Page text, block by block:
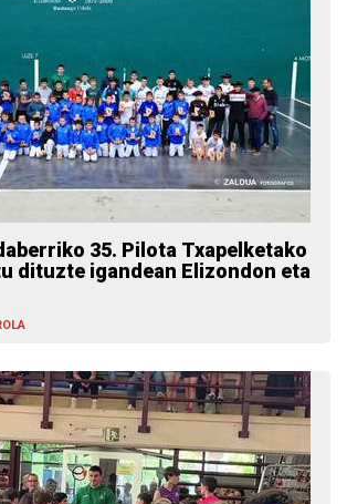
35. Pilota Txapelketako
dituzte igandean Elizondon eta